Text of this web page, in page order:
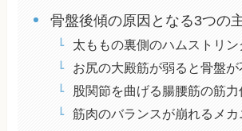
骨盤後傾の原因となる3つの
太ももの裏側のハムストリン
お尻の大殿筋が弱ると骨盤が
股関節を曲げる腸腰筋の筋力
筋肉のバランスが崩れるメカ